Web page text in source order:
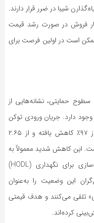
حدود ۷۸.۳۷٪ از سرمیاه‌گذارن شیبا در ضرر قرار دارند.
فروش در صورت رشد قیمت
است در اولین فرصت برای
حمایتی، نشانه‌هایی از
دارد. جریان ورودی توکن
SHIB به صرافی‌ها طی ماه جولای بیش از ۹۷٪ کاهش یافته و از ۲.۶۵
میلیارد رسیده است. این کاهش شدید معمولاً به
معنای کاهش تمایل برای فروش و آماده‌سازی برای نگهداری (HODL)
این وضعیت را به‌عنوان
تلقی می‌کنند و هدف قیمتی